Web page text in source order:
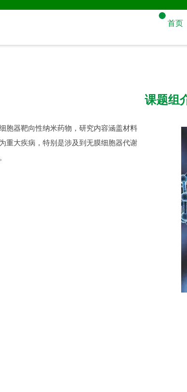
首页
课题组
胞器靶向性纳米药物，研究内容涵盖材料
重大疾病，特别是涉及到无膜细胞器代谢